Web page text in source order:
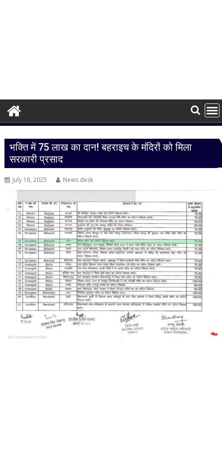
भक्ति में 75 लाख का दान! बहराइच के मंदिरों को मिला
सरकारी प्रसाद
July 18, 2025 News desk